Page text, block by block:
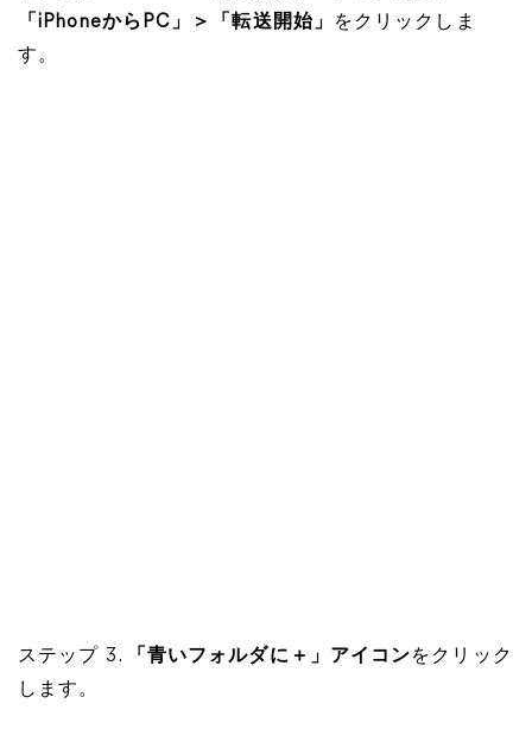
「iPhoneからPC」＞「転送開始」
をクリックしま
す。
ステップ 3. 「青いフォルダに＋」アイコンをクリック
します。